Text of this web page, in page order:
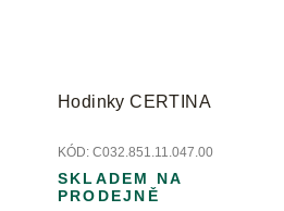
Hodinky CERTINA
KÓD: C032.851.11.047.00
SKLADEM NA
PRODEJNĚ